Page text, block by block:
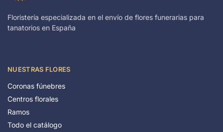
Floristería especializada en el envío de flores funerarias para
tanatorios en España
NUESTRAS FLORES
Coronas fúnebres
Centros florales
Ramos
Todo el catálogo